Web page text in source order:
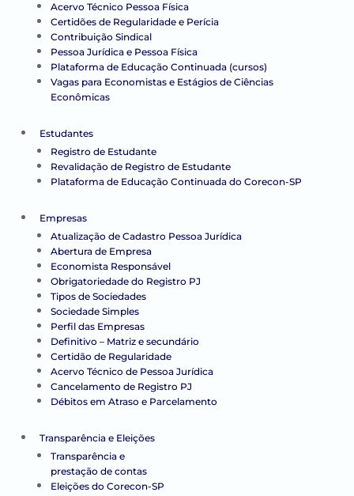
Acervo Técnico Pessoa Física
Certidões de Regularidade e Perícia
Contribuição Sindical
Pessoa Jurídica e Pessoa Física
Plataforma de Educação Continuada (cursos)
Vagas para Economistas e Estágios de Ciências
Econômicas
Estudantes
Registro de Estudante
Revalidação de Registro de Estudante
Plataforma de Educação Continuada do Corecon-SP
Empresas
Atualização de Cadastro Pessoa Jurídica
Abertura de Empresa
Economista Responsável
Obrigatoriedade do Registro PJ
Tipos de Sociedades
Sociedade Simples
Perfil das Empresas
Definitivo – Matriz e secundário
Certidão de Regularidade
Acervo Técnico de Pessoa Jurídica
Cancelamento de Registro PJ
Débitos em Atraso e Parcelamento
Transparência e Eleições
Transparência e
prestação de contas
Eleições do Corecon-SP